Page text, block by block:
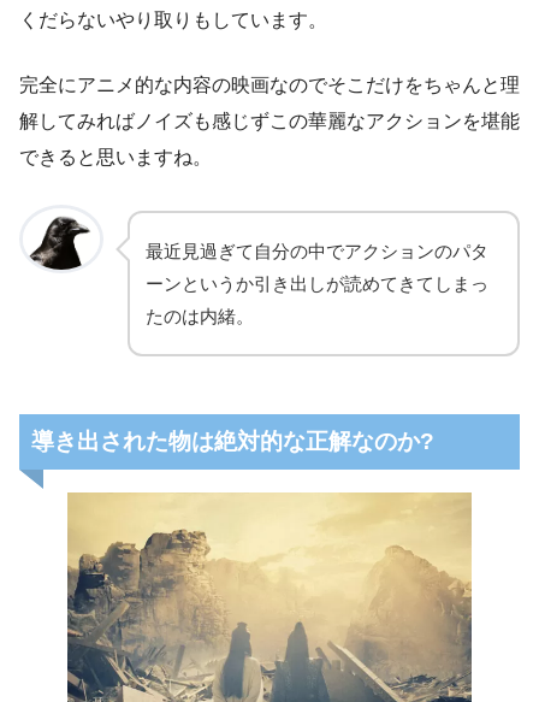
くだらないやり取りもしています。
完全にアニメ的な内容の映画なのでそこだけをちゃんと理
解してみればノイズも感じずこの華麗なアクションを堪能
できると思いますね。
最近見過ぎて自分の中でアクションのパタ
ーンというか引き出しが読めてきてしまっ
たのは内緒。
導き出された物は絶対的な正解なのか?